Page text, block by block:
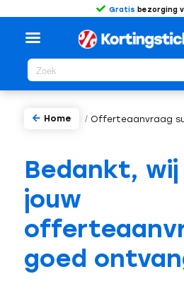
Gratis bezorging
/ Offerteaanvraag
Home
Bedankt, wij
jouw
goed